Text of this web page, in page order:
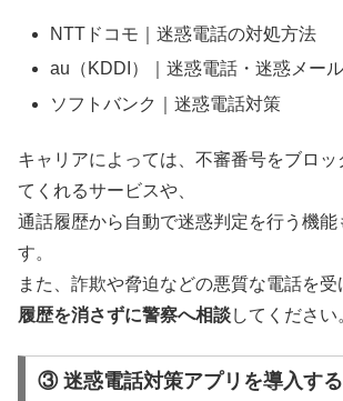
NTTドコモ｜迷惑電話の対処方法
au（KDDI）｜迷惑電話・迷惑メー
ソフトバンク｜迷惑電話対策
キャリアによっては、不審番号をブロッ
てくれるサービスや、
通話履歴から自動で迷惑判定を行う機能
す。
また、詐欺や脅迫などの悪質な電話を受
履歴を消さずに警察へ相談してください
③ 迷惑電話対策アプリを導入する